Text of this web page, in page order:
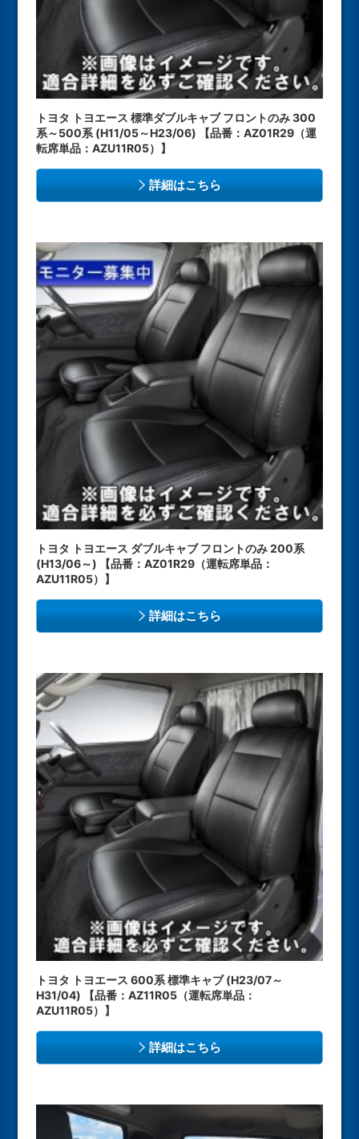
トヨタ トヨエース 標準ダブルキャブ フロントのみ 300
系～500系 (H11/05～H23/06) 【品番：AZ01R29（運
転席単品：AZU11R05）】
詳細はこちら
トヨタ トヨエース ダブルキャブ フロントのみ 200系
(H13/06～) 【品番：AZ01R29（運転席単品：
AZU11R05）】
詳細はこちら
トヨタ トヨエース 600系 標準キャブ (H23/07～
H31/04) 【品番：AZ11R05（運転席単品：
AZU11R05）】
詳細はこちら